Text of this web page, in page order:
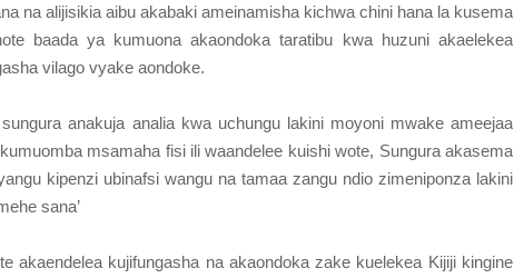
na alijisikia aibu akabaki ameinamisha kichwa chini hana la kusema
baada ya kumuona akaondoka taratibu kwa huzuni akaelekea
vilago vyake aondoke.
anakuja analia kwa uchungu lakini moyoni mwake ameejaa
msamaha fisi ili waandelee kuishi wote, Sungura akasema
kipenzi ubinafsi wangu na tamaa zangu ndio zimeniponza lakini
sana’
akaendelea kujifungasha na akaondoka zake kuelekea Kijiji kingine